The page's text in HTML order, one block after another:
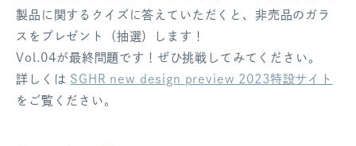
お気に入り
ログアウト
製品に関するクイズに答えていただくと、非売品のガラ
スをプレゼント（抽選）します！
Vol.04が最終問題です！ぜひ挑戦してみてください。
詳しくは SGHR new design preview 2023特設サイト
をご覧ください。